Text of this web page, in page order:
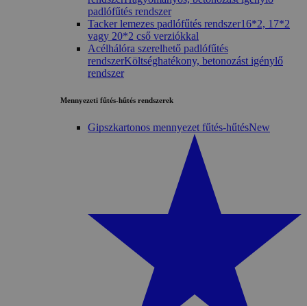
padlófűtés rendszer
Tacker lemezes padlófűtés rendszer16*2, 17*2
vagy 20*2 cső verziókkal
Acélhálóra szerelhető padlófűtés
rendszerKöltséghatékony, betonozást igénylő
rendszer
Mennyezeti fűtés-hűtés rendszerek
Gipszkartonos mennyezet fűtés-hűtésNew